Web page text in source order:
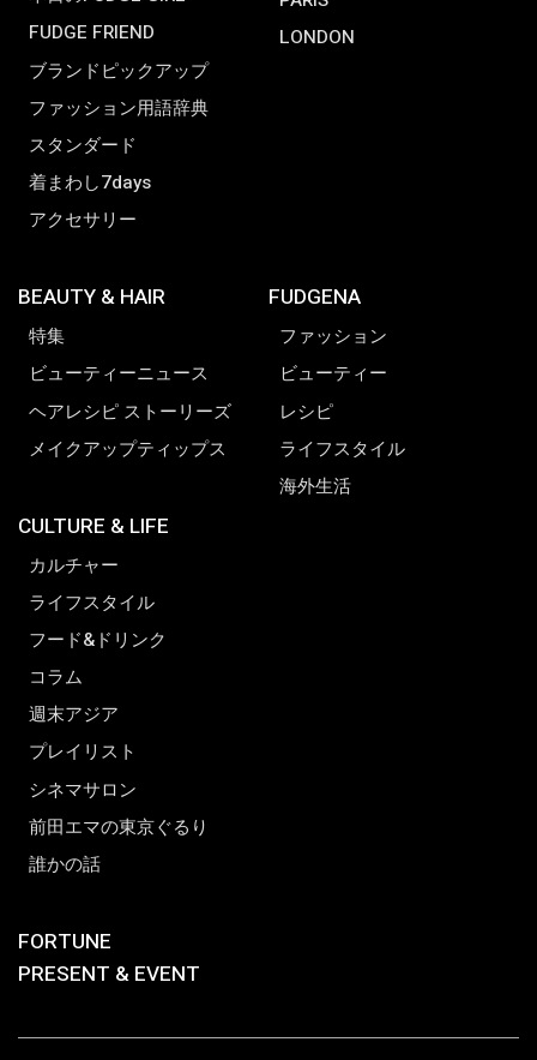
FUDGE FRIEND
ブランドピックアップ
ファッション用語辞典
スタンダード
着まわし7days
アクセサリー
LONDON
BEAUTY & HAIR
特集
ビューティーニュース
ヘアレシピ ストーリーズ
メイクアップティップス
CULTURE & LIFE
カルチャー
ライフスタイル
フード&ドリンク
コラム
週末アジア
プレイリスト
シネマサロン
前田エマの東京ぐるり
誰かの話
FUDGENA
ファッション
ビューティー
レシピ
ライフスタイル
海外生活
FORTUNE
PRESENT & EVENT